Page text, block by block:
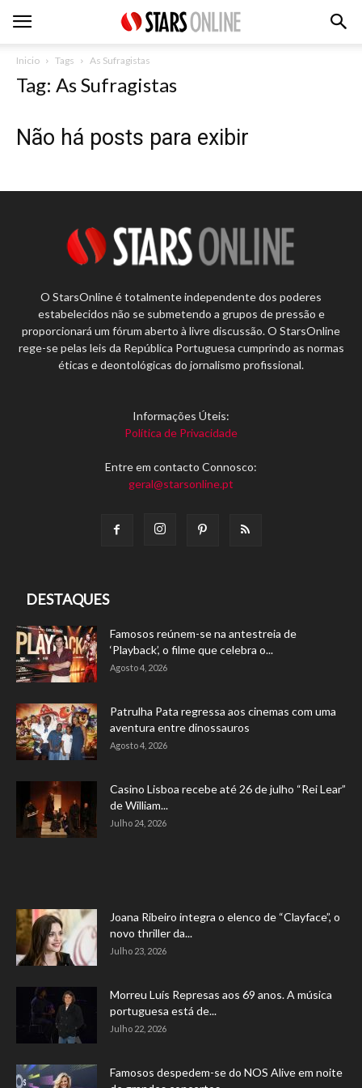
Inicio Tags As Sufragistas
Tag: As Sufragistas
Não há posts para exibir
O StarsOnline é totalmente independente dos poderes
estabelecidos não se submetendo a grupos de pressão e
proporcionará um fórum aberto à livre discussão. O StarsOnline
rege-se pelas leis da República Portuguesa cumprindo as normas
éticas e deontológicas do jornalismo profissional.
Informações Úteis:
Política de Privacidade
Entre em contacto Connosco:
geral@starsonline.pt
DESTAQUES
Famosos reúnem-se na antestreia de
‘Playback’, o filme que celebra o...
Agosto 4, 2026
Patrulha Pata regressa aos cinemas com uma
aventura entre dinossauros
Agosto 4, 2026
Casino Lisboa recebe até 26 de julho “Rei Lear”
de William...
Julho 24, 2026
Joana Ribeiro integra o elenco de “Clayface”, o
novo thriller da...
Julho 23, 2026
Morreu Luís Represas aos 69 anos. A música
portuguesa está de...
Julho 22, 2026
Famosos despedem-se do NOS Alive em noite